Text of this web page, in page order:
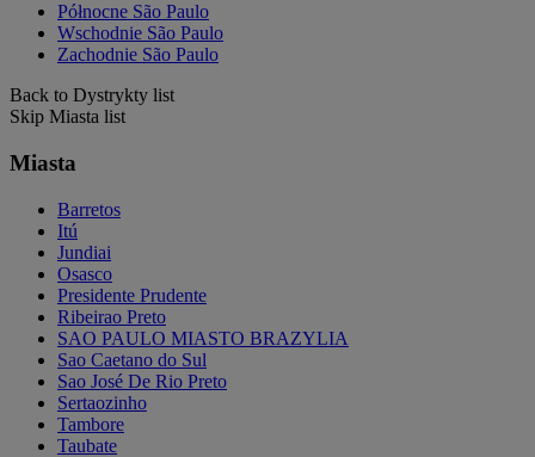
Północne São Paulo
Wschodnie São Paulo
Zachodnie São Paulo
Back to Dystrykty list
Skip Miasta list
Miasta
Barretos
Itú
Jundiai
Osasco
Presidente Prudente
Ribeirao Preto
SAO PAULO MIASTO BRAZYLIA
Sao Caetano do Sul
Sao José De Rio Preto
Sertaozinho
Tambore
Taubate